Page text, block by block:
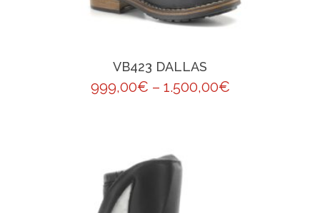
VB423 DALLAS
999,00€ – 1.500,00€